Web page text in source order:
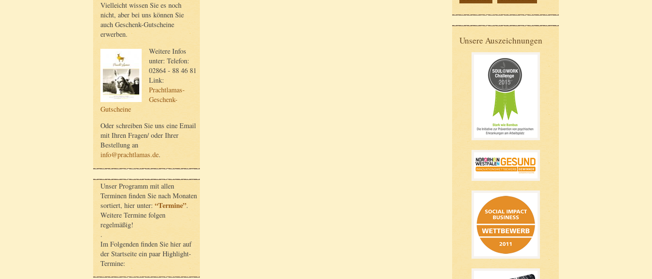
Vielleicht wissen Sie es noch
nicht, aber bei uns können Sie
auch Geschenk-Gutscheine
erwerben.
Weitere Infos
unter: Telefon:
02864 - 88 46 81
Link:
Prachtlamas-
Geschenk-
Gutscheine
Oder schreiben Sie uns eine Email
mit Ihren Fragen/ oder Ihrer
Bestellung an
info@prachtlamas.de.
Unser Programm mit allen
Terminen finden Sie nach Monaten
sortiert, hier unter: “Termine”.
Weitere Termine folgen
regelmäßig!
.
Im Folgenden finden Sie hier auf
der Startseite ein paar Highlight-
Termine:
Unsere Auszeichnungen